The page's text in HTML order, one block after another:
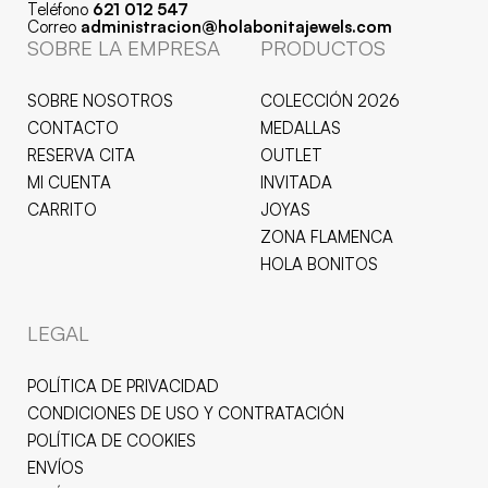
Teléfono 621 012 547
Correo administracion@holabonitajewels.com
SOBRE LA EMPRESA
SOBRE NOSOTROS
CONTACTO
RESERVA CITA
MI CUENTA
CARRITO
PRODUCTOS
COLECCIÓN 2026
MEDALLAS
OUTLET
INVITADA
JOYAS
ZONA FLAMENCA
HOLA BONITOS
LEGAL
POLÍTICA DE PRIVACIDAD
CONDICIONES DE USO Y CONTRATACIÓN
POLÍTICA DE COOKIES
ENVÍOS